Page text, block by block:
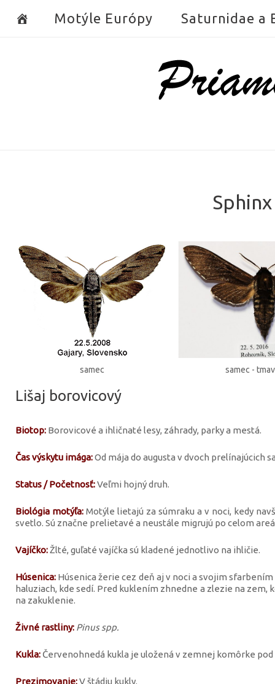
Motýle Európy Saturnidae a
Home
samec samec -
Lišaj borovicový
Biotop: Borovicové a ihličnaté lesy, záhrady, parky a mestá.
Čas výskytu imága:Od mája do augusta v dvoch prelínajúcich
Status / Početnosť:Veľmi hojný druh.
Biológia motýľa:Motýle lietajú za súmraku a v noci, kedy
svetlo. Sú značne prelietavé a neustále migrujú po celom
Vajíčko:Žlté, guľaté vajíčka sú kladené jednotlivo na ihličie.
Húsenica: Húsenica žerie cez deň aj v noci a svojim
haluziach, kde sedí. Pred kuklením zhnedne a zlezie na
na zakuklenie.
Živné rastliny: Pinus spp.
Kukla: Červenohnedá kukla je uložená v zemnej komôrke
Prezimovanie:V štádiu kukly.